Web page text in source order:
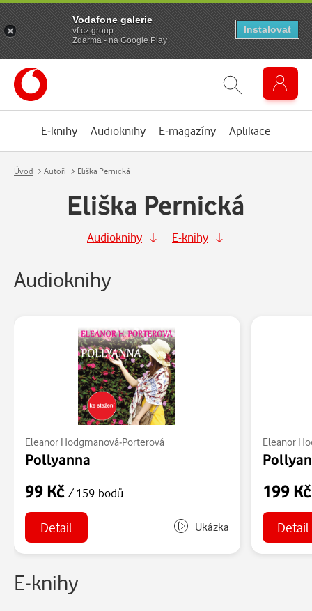
E-knihy Audioknihy E-magazíny Aplikace
Úvod Autoři Eliška Pernická
Eliška Pernická
Audioknihy E-knihy
Audioknihy
Eleanor Hodgmanová-Porterová
Pollyanna
99 Kč / 159 bodů
Detail Ukázka
Eleanor
199
Detail
E-knihy
Vodafone galerie
vf.cz.group
Zdarma - na Google Play
Instalovat